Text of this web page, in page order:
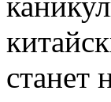
станет